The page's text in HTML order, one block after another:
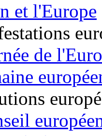
et l'Europe
de